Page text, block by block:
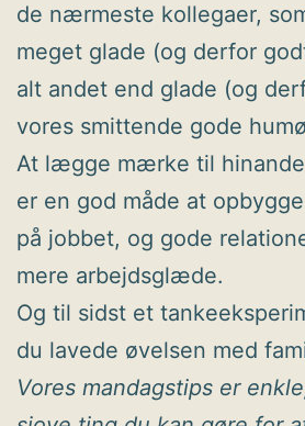
de nærmeste kollegaer,
meget glade (og derfor
alt andet end glade (og
vores smittende gode
At lægge mærke til
er en god måde at
på jobbet, og gode
mere arbejdsglæde.
Og til sidst et
du lavede øvelsen med
Vores mandagstips er